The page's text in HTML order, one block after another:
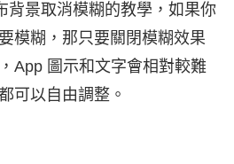
背景取消模糊的教學，如果你
模糊，那只要關閉模糊效果
App 圖示和文字會相對較難
可以自由調整。